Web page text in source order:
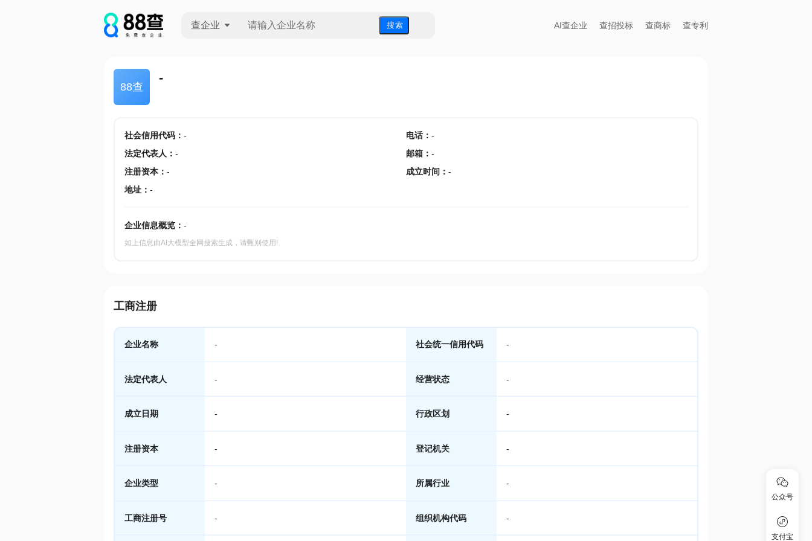
查企业 搜 索 AI查企业 查招投标 查商标 查专利
88查
-
社会信用代码： - 电话： -
法定代表人 ： - 邮箱 ： -
注册资本： - 成立时间 ： -
地址： -
企业信息概览： -
如上信息由AI大模型全网搜索生成，请甄别使用!
工商注册
企业名称 - 社会统一信用代码 -
法定代表人 - 经营状态 -
成立日期 - 行政区划 -
注册资本 - 登记机关 -
企业类型 - 所属行业 -
工商注册号 - 组织机构代码 -
公众号
支付宝